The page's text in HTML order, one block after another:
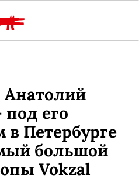
Анатолий
его
в Петербурге
большой
Vokzal